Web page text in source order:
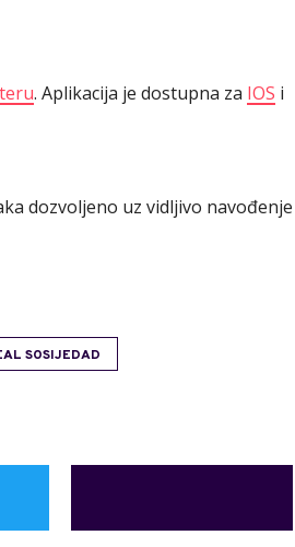
. Aplikacija je dostupna za IOS i
dozvoljeno uz vidljivo navođenje
SOSIJEDAD